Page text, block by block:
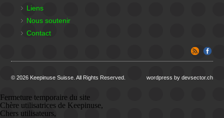
Liens
Nous soutenir
Contact
© 2026 Keepinuse Suisse. All Rights Reserved. wordpress by devsector.ch
Fermeture temporaire du site
Chère utilisatrices de Keepinuse,
Chers utilisateurs,